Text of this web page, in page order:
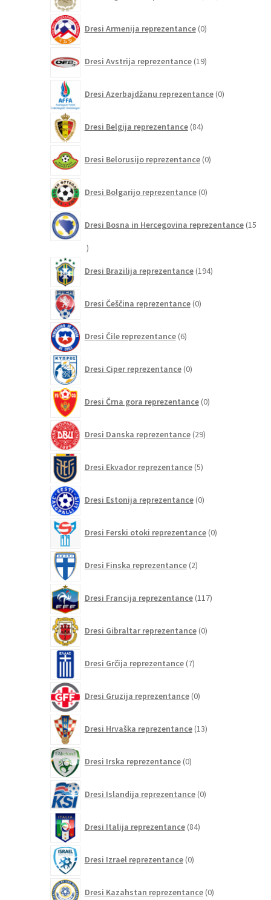
Dresi Armenija reprezentance 0izdelkov
Dresi Avstrija reprezentance 19izdelkov
Dresi Azerbajdžanu reprezentance 0izdelkov
Dresi Belgija reprezentance 84izdelkov
Dresi Belorusijo reprezentance 0izdelkov
Dresi Bolgarijo reprezentance 0izdelkov
Dresi Bosna in Hercegovina reprezentance 15
15
Dresi Brazilija reprezentance 194izdelkov
Dresi Češčina reprezentance 0izdelkov
Dresi Čile reprezentance 6izdelkov
Dresi Ciper reprezentance 0izdelkov
Dresi Črna gora reprezentance 0izdelkov
Dresi Danska reprezentance 29izdelkov
Dresi Ekvador reprezentance 5izdelkov
Dresi Estonija reprezentance 0izdelkov
Dresi Ferski otoki reprezentance 0izdelkov
Dresi Finska reprezentance 2izdelka
Dresi Francija reprezentance 117izdelkov
Dresi Gibraltar reprezentance 0izdelkov
Dresi Grčija reprezentance 7izdelkov
Dresi Gruzija reprezentance 0izdelkov
Dresi Hrvaška reprezentance 13izdelkov
Dresi Irska reprezentance 0izdelkov
Dresi Islandija reprezentance 0izdelkov
Dresi Italija reprezentance 84izdelkov
Dresi Izrael reprezentance 0izdelkov
Dresi Kazahstan reprezentance 0izdelkov